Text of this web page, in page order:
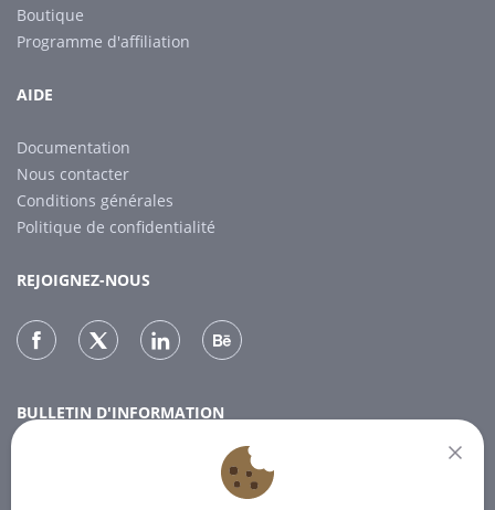
Boutique
Programme d'affiliation
AIDE
Documentation
Nous contacter
Conditions générales
Politique de confidentialité
REJOIGNEZ-NOUS
BULLETIN D'INFORMATION
Inscrivez-vous à notre lettre d'information pour recevoir les